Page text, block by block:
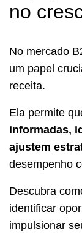
no
No mercado
um papel
receita.
Ela permite
informadas,
ajustem
desempenho
Descubra
identificar
impulsionar